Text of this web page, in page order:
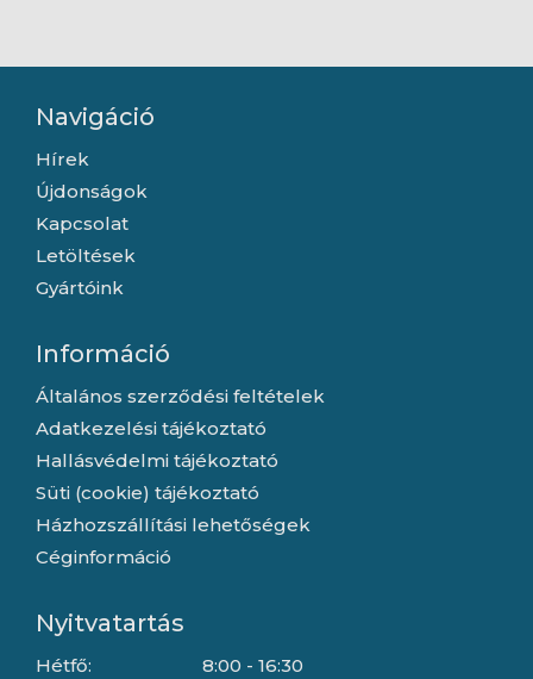
Navigáció
Hírek
Újdonságok
Kapcsolat
Letöltések
Gyártóink
Információ
Általános szerződési feltételek
Adatkezelési tájékoztató
Hallásvédelmi tájékoztató
Süti (cookie) tájékoztató
Házhozszállítási lehetőségek
Céginformáció
Nyitvatartás
Hétfő:
8:00 - 16:30